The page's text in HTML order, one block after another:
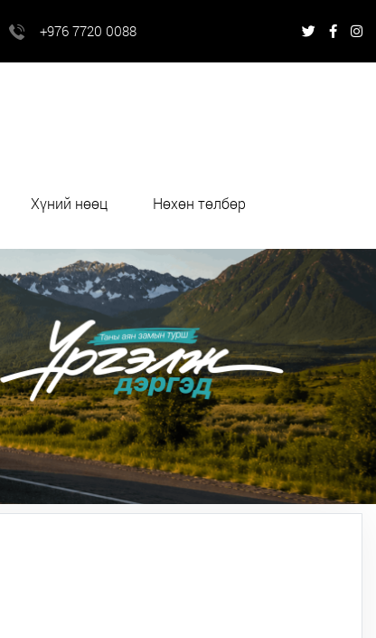
+976 7720 0088
Хүний нөөц Нөхөн төлбөр